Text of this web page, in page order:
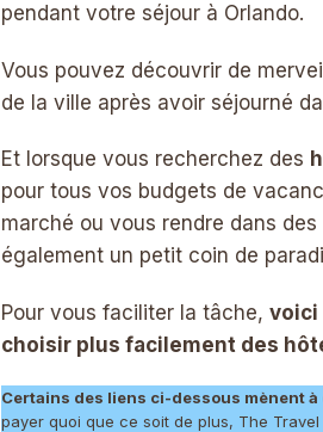
pendant votre séjour à Orlando.
Vous pouvez découvrir de
de la ville après avoir séjourné
Et lorsque vous recherchez des
pour tous vos budgets de
marché ou vous rendre dans
également un petit coin de
Pour vous faciliter la tâche, voici
choisir plus facilement des
Certains des liens ci-dessous mènent
payer quoi que ce soit de plus, The